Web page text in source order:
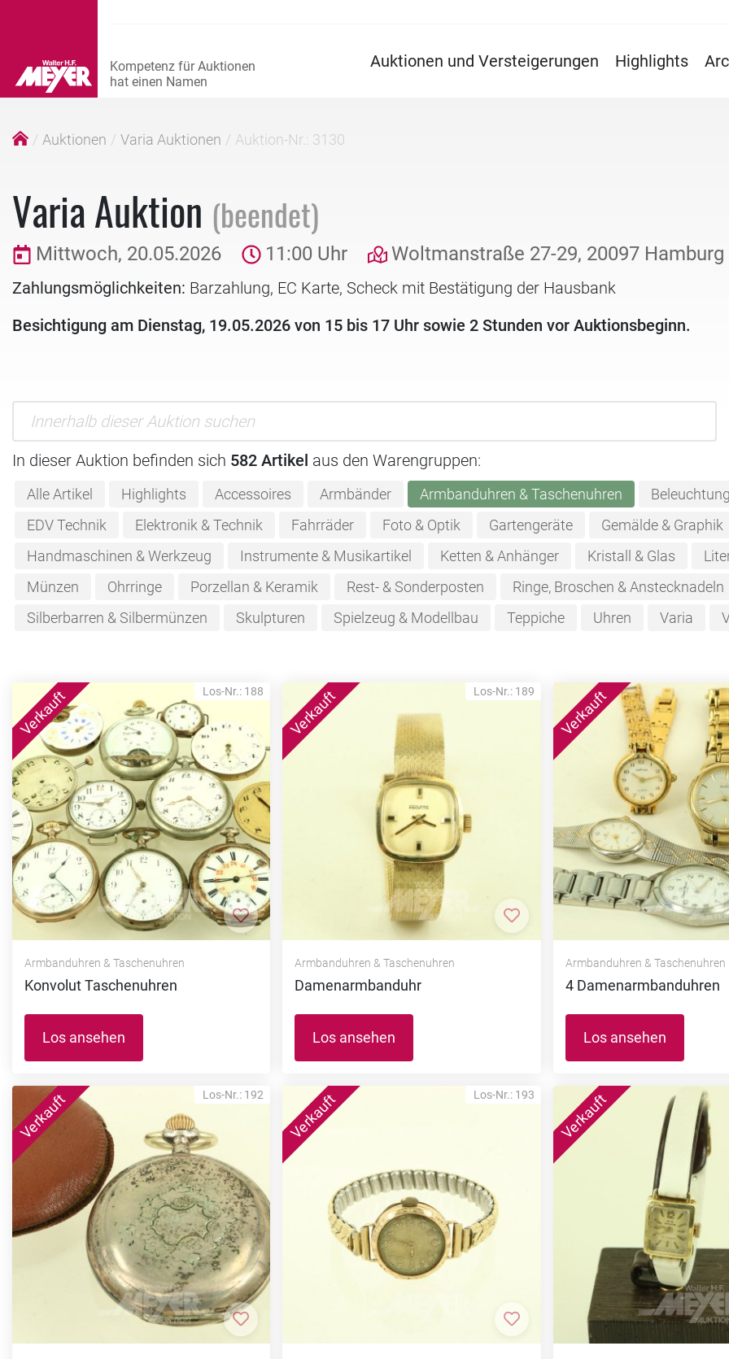
Auktionen und Versteigerungen Highlights
Auktionen Varia Auktionen Auktion-Nr.: 3130
Varia Auktion (beendet)
Mittwoch, 20.05.2026 11:00 Uhr Woltmanstraße 27-29, 20097 Hamburg
Zahlungsmöglichkeiten: Barzahlung, EC Karte, Scheck mit Bestätigung der Hausbank
Besichtigung am Dienstag, 19.05.2026 von 15 bis 17 Uhr sowie 2 Stunden vor Auktionsbeginn.
In dieser Auktion befinden sich 582 Artikel aus den Warengruppen:
Alle Artikel Highlights Accessoires Armbänder Armbanduhren & Taschenuhren Beleuchtung
EDV Technik
Elektronik & Technik Fahrräder Foto & Optik Gartengeräte Gemälde & Graphik
Handmaschinen & Werkzeug
Instrumente & Musikartikel Ketten & Anhänger Kristall & Glas
Münzen
Ohrringe Porzellan & Keramik Rest- & Sonderposten Ringe, Broschen & Anstecknadeln
Silberbarren & Silbermünzen
Skulpturen Spielzeug & Modellbau Teppiche Uhren Varia
Los-Nr.: 188
Zur Merkliste hinzufügen
Armbanduhren & Taschenuhren
Konvolut Taschenuhren
Los ansehen
Los-Nr.: 189
Zur Merkliste hinzufügen
Armbanduhren & Taschenuhren
Damenarmbanduhr
Los ansehen
Armbanduhren & Taschenuhren
4 Damenarmbanduhren
Los ansehen
Los-Nr.: 192
Zur Merkliste hinzufügen
Los-Nr.: 193
Zur Merkliste hinzufügen